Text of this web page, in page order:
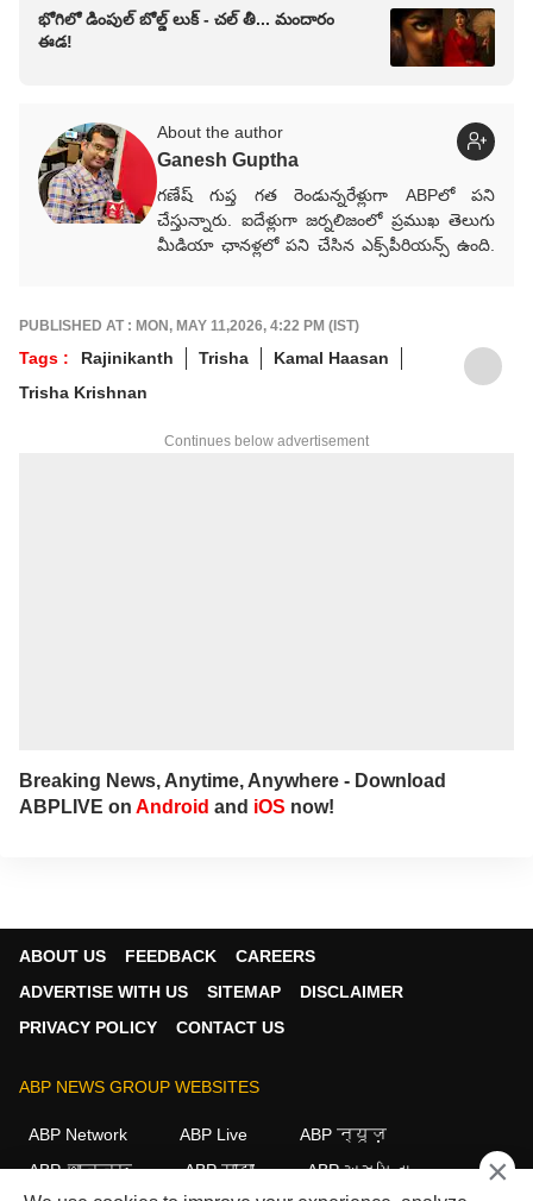
భోగిలో డింపుల్ బోల్డ్ లుక్ - చల్ తీ... మందారం
ఈడ!
About the author
Ganesh Guptha
గణేష్ గుప్త గత రెండున్నరేళ్లుగా ABPలో పని
చేస్తున్నారు. ఐదేళ్లుగా జర్నలిజంలో ప్రముఖ తెలుగు
మీడియా ఛానళ్లలో పని చేసిన ఎక్స్‌పీరియన్స్ ఉంది.
సేవలు అందించారు.
PUBLISHED AT : MON, MAY 11,2026, 4:22 PM (IST)
Tags : Rajinikanth Trisha
Kamal Haasan
Trisha Krishnan
Continues below advertisement
Breaking News, Anytime, Anywhere - Download
ABPLIVE on Android and iOS now!
ABOUT US FEEDBACK
CAREERS
ADVERTISE WITH US
SITEMAP
DISCLAIMER
PRIVACY POLICY
CONTACT US
ABP NEWS GROUP WEBSITES
ABP Network ABP Live
ABP न्यूज़
ABP আনন্দ
ABP माझा
ABP અસ્મિતા
×